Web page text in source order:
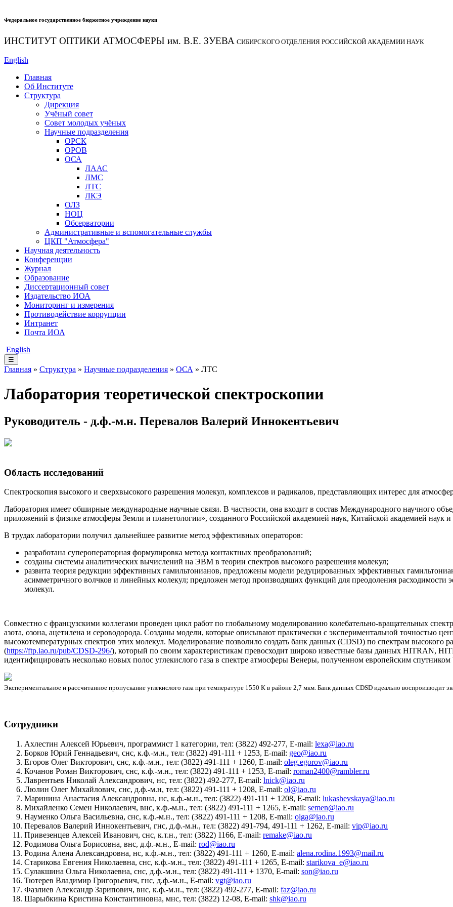
Федеральное государственное бюджетное учреждение науки
ИНСТИТУТ ОПТИКИ АТМОСФЕРЫ им. В.Е. ЗУЕВА СИБИРСКОГО ОТДЕЛЕНИЯ РОССИЙСКОЙ АКАДЕМИИ НАУК
English
Главная
Об Институте
Структура
Дирекция
Учёный совет
Совет молодых учёных
Научные подразделения
ОРСК
ОРОВ
ОСА
ЛААС
ЛМС
ЛТС
ЛКЭ
ОЛЗ
НОЦ
Обсерватории
Административные и вспомогательные службы
ЦКП "Атмосфера"
Научная деятельность
Конференции
Журнал
Образование
Диссертационный совет
Издательство ИОА
Мониторинг и измерения
Противодействие коррупции
Интранет
Почта ИОА
English
☰
Главная » Структура » Научные подразделения » ОСА » ЛТС
Лаборатория теоретической спектроскопии
Руководитель - д.ф.-м.н. Перевалов Валерий Иннокентьевич
Область исследований
Спектроскопия высокого и сверхвысокого разрешения молекул, комплексов и радикалов, представляющих интерес для
Лаборатория имеет обширные международные научные связи. В частности, она входит в состав Международного научного
приложений в физике атмосферы Земли и планетологии», созданного Российской академией наук, Китайской академией
В трудах лаборатории получил дальнейшее развитие метод эффективных операторов:
разработана супероператорная формулировка метода контактных преобразований;
созданы системы аналитических вычислений на ЭВМ в теории спектров высокого разрешения молекул;
развита теория редукции эффективных гамильтонианов, предложены модели редуцированных эффективных
асимметричного волчков и линейных молекул; предложен метод производящих функций для преодоления расходимости
молекул.
Совместно с французскими коллегами проведен цикл работ по глобальному моделированию колебательно-вращательных
азота, озона, ацетилена и сероводорода. Созданы модели, которые описывают практически с экспериментальной точностью
высокотемпературных спектров этих молекул. Моделирование позволило создать банк данных (CDSD) по спектрам высокого
(https://ftp.iao.ru/pub/CDSD-296/), который по своим характеристикам превосходит широко известные базы данных HITRAN,
идентифицировать несколько новых полос углекислого газа в спектре атмосферы Венеры, полученном европейским спутником
Экспериментальное и рассчитанное пропускание углекислого газа при температуре 1550 К в районе 2,7 мкм. Банк данных CDSD идеально воспроизводит
Сотрудники
Ахлестин Алексей Юрьевич, программист 1 категории, тел: (3822) 492-277, E-mail: lexa@iao.ru
Борков Юрий Геннадьевич, снс, к.ф.-м.н., тел: (3822) 491-111 + 1253, E-mail: geo@iao.ru
Егоров Олег Викторович, снс, к.ф.-м.н., тел: (3822) 491-111 + 1260, E-mail: oleg.egorov@iao.ru
Кочанов Роман Викторович, снс, к.ф.-м.н., тел: (3822) 491-111 + 1253, E-mail: roman2400@rambler.ru
Лаврентьев Николай Александрович, нс, тел: (3822) 492-277, E-mail: lnick@iao.ru
Люлин Олег Михайлович, снс, д.ф.-м.н, тел: (3822) 491-111 + 1208, E-mail: ol@iao.ru
Маринина Анастасия Александровна, нс, к.ф.-м.н., тел: (3822) 491-111 + 1208, E-mail: lukashevskaya@iao.ru
Михайленко Семен Николаевич, внс, к.ф.-м.н., тел: (3822) 491-111 + 1265, E-mail: semen@iao.ru
Науменко Ольга Васильевна, снс, к.ф.-м.н., тел: (3822) 491-111 + 1208, E-mail: olga@iao.ru
Перевалов Валерий Иннокентьевич, гнс, д.ф.-м.н., тел: (3822) 491-794, 491-111 + 1262, E-mail: vip@iao.ru
Привезенцев Алексей Иванович, снс, к.т.н., тел: (3822) 1166, E-mail: remake@iao.ru
Родимова Ольга Борисовна, внс, д.ф.-м.н., E-mail: rod@iao.ru
Родина Алена Александровна, нс, к.ф.-м.н., тел: (3822) 491-111 + 1260, E-mail: alena.rodina.1993@mail.ru
Старикова Евгения Николаевна, снс, к.ф.-м.н., тел: (3822) 491-111 + 1265, E-mail: starikova_e@iao.ru
Сулакшина Ольга Николаевна, снс, д.ф.-м.н., тел: (3822) 491-111 + 1370, E-mail: son@iao.ru
Тютерев Владимир Григорьевич, гнс, д.ф.-м.н., E-mail: vgt@iao.ru
Фазлиев Александр Зарипович, внс, к.ф.-м.н., тел: (3822) 492-277, E-mail: faz@iao.ru
Шарыбкина Кристина Константиновна, мнс, тел: (3822) 12-08, E-mail: shk@iao.ru